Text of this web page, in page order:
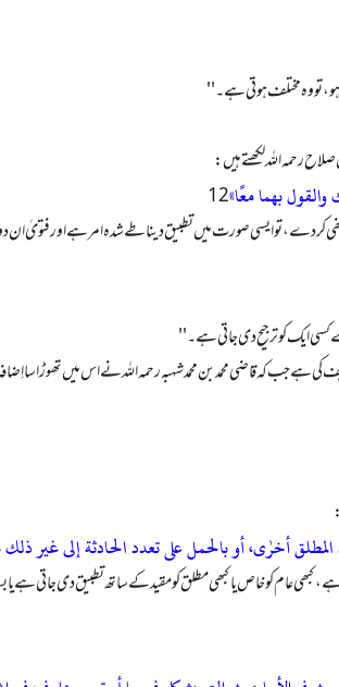
تو وہ مختلف ہوتی ہے۔ ''
رحمہ الله لکھتے ہیں:
بهما معًا»
کر دے، تو ایسی صورت میں تطبیق دینا طے شدہ امر ہے اور فتویٰ ان
ایک کو ترجیح دی جاتی ہے۔ ''
کی ہے جب کہ قاضی محمد بن محمد شہبہ رحمہ الله نے اس میں تھوڑاسا
أخرٰی، أو بالحمل علی تعدد الحادثة إلی غیر
خاص یا کبھی مطلق کو مقید کے ساتھ تطبیق دی جاتی ہے یا بسا